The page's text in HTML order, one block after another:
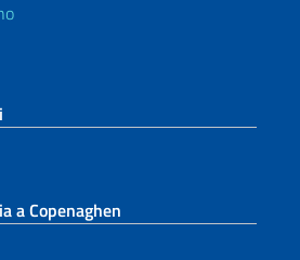
a Copenaghen